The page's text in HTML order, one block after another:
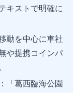
キストで明確に
動を中心に車社
や提携コインパ
：「葛西臨海公園